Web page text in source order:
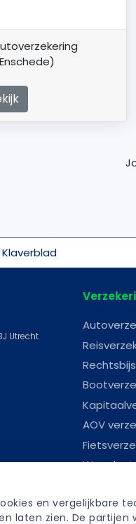
en vergelijkbare
laten zien. De partijen
Klaverblad
AOV